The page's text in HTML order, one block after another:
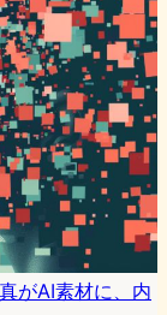
がAI素材に、内